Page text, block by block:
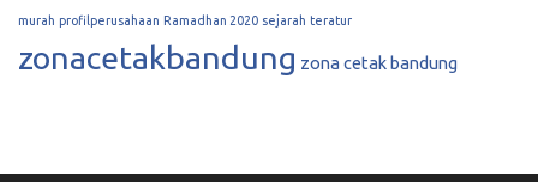
murah profilperusahaan Ramadhan 2020 sejarah teratur
zonacetakbandung zona cetak bandung